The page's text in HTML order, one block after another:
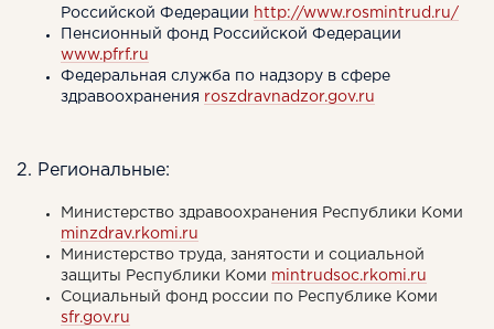
Российской Федерации http://www.rosmintrud.ru/
Пенсионный фонд Российской Федерации
www.pfrf.ru
Федеральная служба по надзору в сфере
здравоохранения roszdravnadzor.gov.ru
2. Региональные:
Министерство здравоохранения Республики Коми
minzdrav.rkomi.ru
Министерство труда, занятости и социальной
защиты Республики Коми mintrudsoc.rkomi.ru
Социальный фонд россии по Республике Коми
sfr.gov.ru